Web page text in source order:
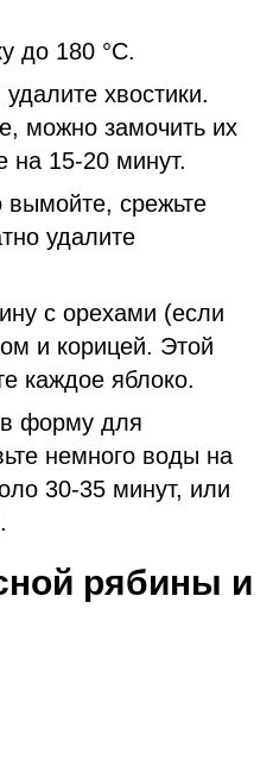
до 180 °C.
хвостики.
можно замочить их
на 15-20 минут.
вымойте, срежьте
удалите
с орехами (если
и корицей. Этой
каждое яблоко.
форму для
немного воды на
30-35 минут, или
рябины и